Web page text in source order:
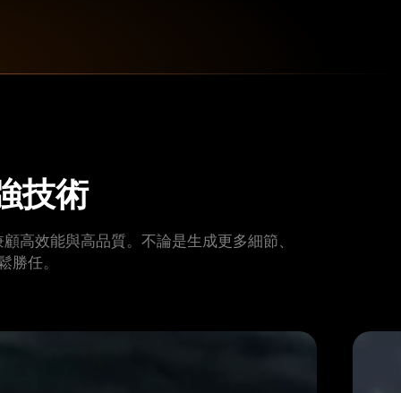
技術
高效能與高品質。不論是生成更多細節、
勝任。